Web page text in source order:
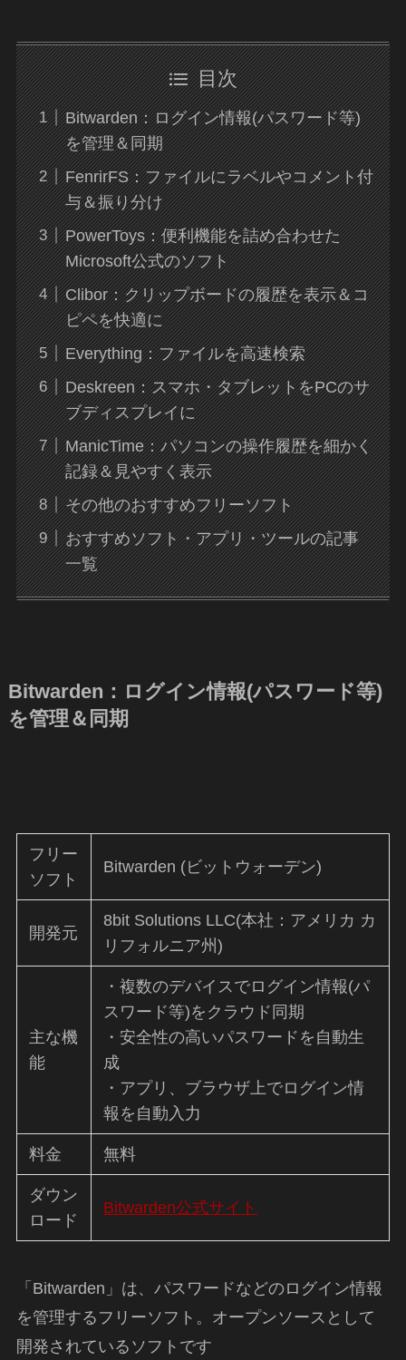
目次
Bitwarden：ログイン情報(パスワード等)
を管理＆同期
FenrirFS：ファイルにラベルやコメント付
与＆振り分け
PowerToys：便利機能を詰め合わせた
Microsoft公式のソフト
Clibor：クリップボードの履歴を表示＆コ
ピペを快適に
Everything：ファイルを高速検索
Deskreen：スマホ・タブレットをPCのサ
ブディスプレイに
ManicTime：パソコンの操作履歴を細かく
記録＆見やすく表示
その他のおすすめフリーソフト
おすすめソフト・アプリ・ツールの記事
一覧
Bitwarden：ログイン情報(パスワード等)
を管理＆同期
フリー
ソフト
Bitwarden (ビットウォーデン)
開発元
8bit Solutions LLC(本社：アメリカ カ
リフォルニア州)
主な機
能
・複数のデバイスでログイン情報(パ
スワード等)をクラウド同期
・安全性の高いパスワードを自動生
成
・アプリ、ブラウザ上でログイン情
報を自動入力
料金 無料
ダウン
ロード
Bitwarden公式サイト
「Bitwarden」は、パスワードなどのログイン情報
を管理するフリーソフト。オープンソースとして
開発されているソフトです